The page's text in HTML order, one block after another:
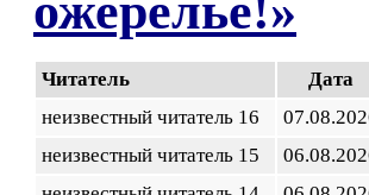
Читатель Дата
неизвестный читатель 16
неизвестный читатель 15